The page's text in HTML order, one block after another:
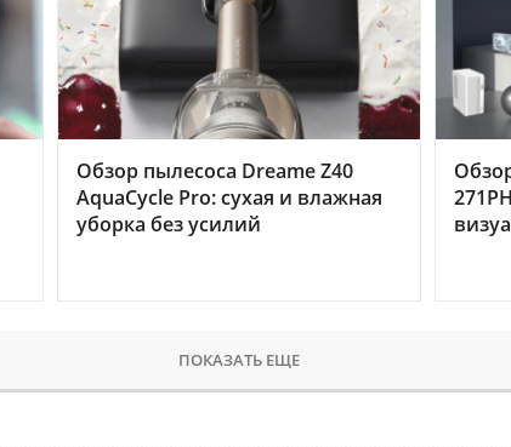
Обзор пылесоса Dreame Z40
AquaCycle Pro: сухая и влажная
уборка без усилий
ПОКАЗАТЬ ЕЩЕ